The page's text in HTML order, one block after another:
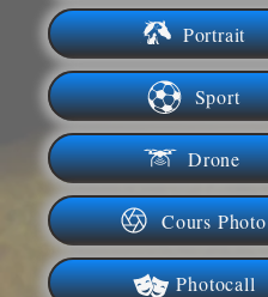
Portrait
Sport
Drone
Cours Photo
Photocall